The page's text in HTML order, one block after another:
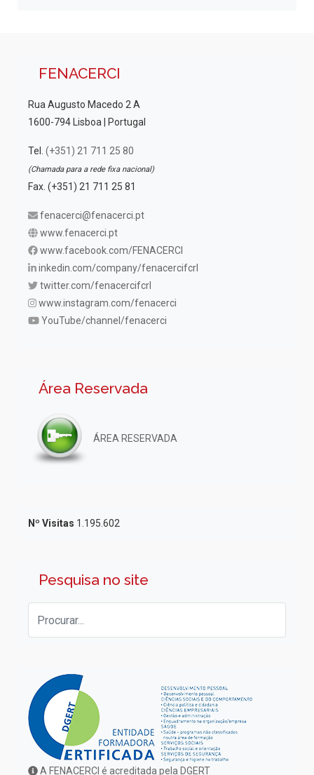
FENACERCI
Rua Augusto Macedo 2 A
1600-794 Lisboa | Portugal
Tel. (+351) 21 711 25 80
(Chamada para a rede fixa nacional)
Fax. (+351) 21 711 25 81
fenacerci@fenacerci.pt
www.fenacerci.pt
www.facebook.com/FENACERCI
inkedin.com/company/fenacercifcrl
twitter.com/fenacercifcrl
www.instagram.com/fenacerci
YouTube/channel/fenacerci
Área Reservada
ÁREA RESERVADA
Nº Visitas 1.195.602
Pesquisa no site
A FENACERCI é acreditada pela DGERT